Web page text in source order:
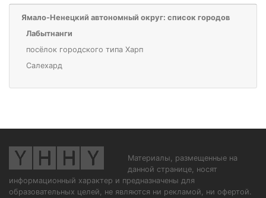
Ямало-Ненецкий автономный округ: список городов
Лабытнанги
посёлок городского типа Харп
Салехард
Материалы, размещенные на
данной странице, носят
информационный характер и предназначены для
образовательных целей, не являются ни рекламой, ни офертой.